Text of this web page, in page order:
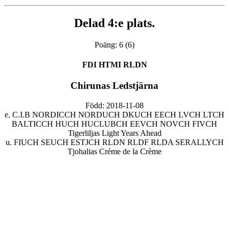
Delad 4:e plats.
Poäng: 6 (6)
FDI HTMI RLDN
Chirunas Ledstjärna
Född: 2018-11-08
e. C.I.B NORDICCH NORDUCH DKUCH EECH LVCH LTCH
BALTICCH HUCH HUCLUBCH EEVCH NOVCH FIVCH
Tigerliljas Light Years Ahead
u. FIUCH SEUCH ESTJCH RLDN RLDF RLDA SERALLYCH
Tjohalias Créme de la Crème